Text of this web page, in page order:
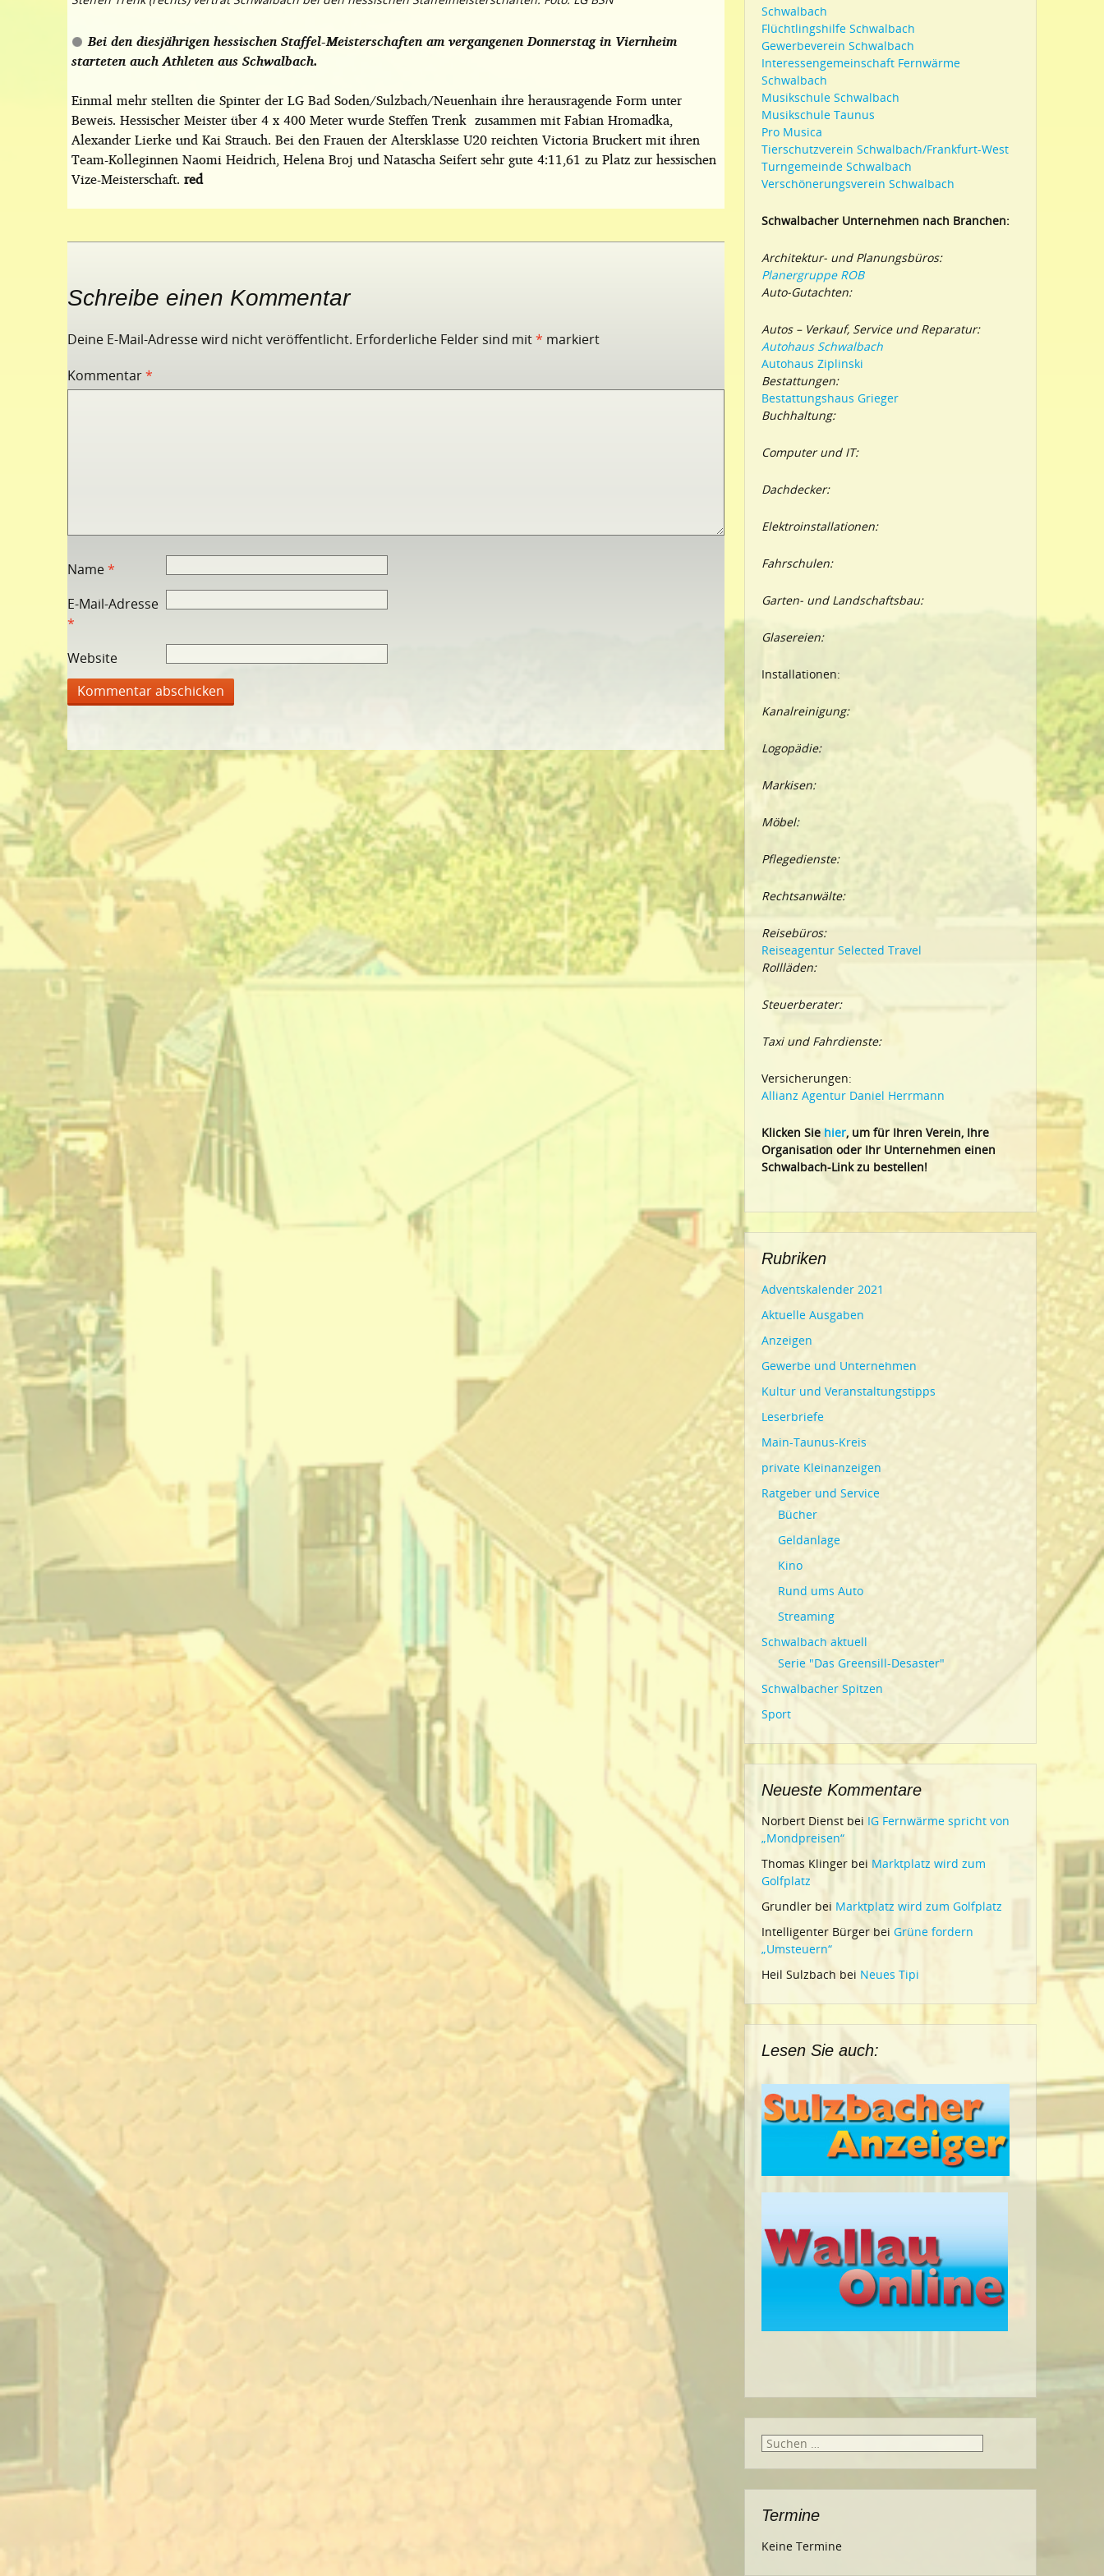
Bei den diesjährigen hessischen Staffel-Meisterschaften am vergangenen Donnerstag in Viernheim
starteten auch Athleten aus Schwalbach.
Einmal mehr stellten die Spinter der LG Bad Soden/Sulzbach/Neuenhain ihre herausragende Form unter
Beweis. Hessischer Meister über 4 x 400 Meter wurde Steffen Trenk zusammen mit Fabian Hromadka,
Alexander Lierke und Kai Strauch. Bei den Frauen der Altersklasse U20 reichten Victoria Bruckert mit ihren
Team-Kolleginnen Naomi Heidrich, Helena Broj und Natascha Seifert sehr gute 4:11,61 zu Platz zur hessischen
Vize-Meisterschaft. red
Schreibe einen Kommentar
Deine E-Mail-Adresse wird nicht veröffentlicht. Erforderliche Felder sind mit* markiert
Kommentar*
Name*
E-Mail-Adresse
*
Website
Schwalbach
Flüchtlingshilfe Schwalbach
Gewerbeverein Schwalbach
Interessengemeinschaft Fernwärme
Schwalbach
Musikschule Schwalbach
Musikschule Taunus
Pro Musica
Tierschutzverein Schwalbach/Frankfurt-West
Turngemeinde Schwalbach
Verschönerungsverein Schwalbach
Schwalbacher Unternehmen nach Branchen:
Architektur- und Planungsbüros:
Planergruppe ROB
Auto-Gutachten:
Autos – Verkauf, Service und Reparatur:
Autohaus Schwalbach
Autohaus Ziplinski
Bestattungen:
Bestattungshaus Grieger
Buchhaltung:
Computer und IT:
Dachdecker:
Elektroinstallationen:
Fahrschulen:
Garten- und Landschaftsbau:
Glasereien:
Installationen:
Kanalreinigung:
Logopädie:
Markisen:
Möbel:
Pflegedienste:
Rechtsanwälte:
Reisebüros:
Reiseagentur Selected Travel
Rollläden:
Steuerberater:
Taxi und Fahrdienste:
Versicherungen:
Allianz Agentur Daniel Herrmann
Klicken Siehier, um für Ihren Verein, Ihre
Organisation oder Ihr Unternehmen einen
Schwalbach-Link zu bestellen!
Rubriken
Adventskalender 2021
Aktuelle Ausgaben
Anzeigen
Gewerbe und Unternehmen
Kultur und Veranstaltungstipps
Leserbriefe
Main-Taunus-Kreis
private Kleinanzeigen
Ratgeber und Service
Bücher
Geldanlage
Kino
Rund ums Auto
Streaming
Schwalbach aktuell
Serie "Das Greensill-Desaster"
Schwalbacher Spitzen
Sport
Neueste Kommentare
Norbert Dienst bei IG Fernwärme spricht von
„Mondpreisen“
Thomas Klinger bei Marktplatz wird zum
Golfplatz
Grundler bei Marktplatz wird zum Golfplatz
Intelligenter Bürger bei Grüne fordern
„Umsteuern“
Heil Sulzbach bei Neues Tipi
Lesen Sie auch:
Suche
Termine
Keine Termine